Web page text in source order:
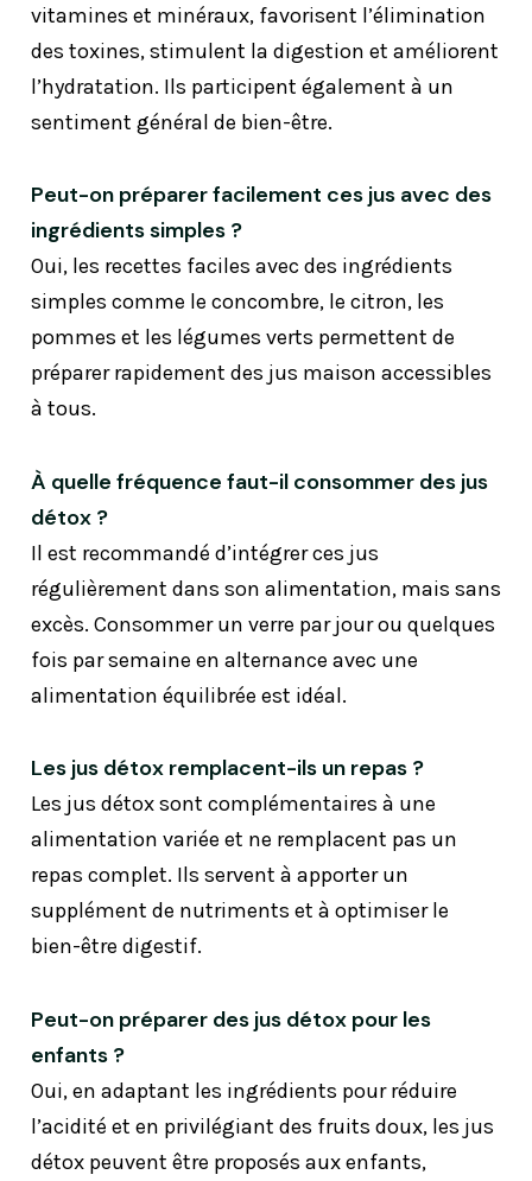
vitamines et minéraux, favorisent l’élimination
des toxines, stimulent la digestion et améliorent
l’hydratation. Ils participent également à un
sentiment général de bien-être.
Peut-on préparer facilement ces jus avec des
ingrédients simples ?
Oui, les recettes faciles avec des ingrédients
simples comme le concombre, le citron, les
pommes et les légumes verts permettent de
préparer rapidement des jus maison accessibles
à tous.
À quelle fréquence faut-il consommer des jus
détox ?
Il est recommandé d’intégrer ces jus
régulièrement dans son alimentation, mais sans
excès. Consommer un verre par jour ou quelques
fois par semaine en alternance avec une
alimentation équilibrée est idéal.
Les jus détox remplacent-ils un repas ?
Les jus détox sont complémentaires à une
alimentation variée et ne remplacent pas un
repas complet. Ils servent à apporter un
supplément de nutriments et à optimiser le
bien-être digestif.
Peut-on préparer des jus détox pour les
enfants ?
Oui, en adaptant les ingrédients pour réduire
l’acidité et en privilégiant des fruits doux, les jus
détox peuvent être proposés aux enfants,